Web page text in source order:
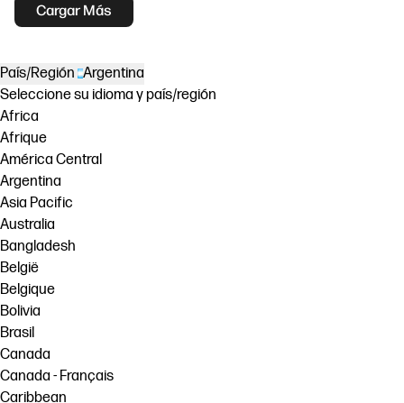
Cargar Más
País/Región Argentina
Seleccione su idioma y país/región
Africa
Afrique
América Central
Argentina
Asia Pacific
Australia
Bangladesh
België
Belgique
Bolivia
Brasil
Canada
Canada - Français
Caribbean